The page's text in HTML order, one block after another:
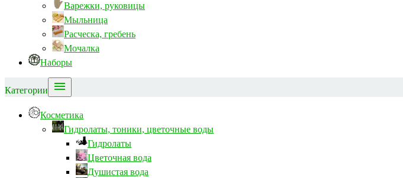
Варежки, руковицы
Мыльница
Расческа, гребень
Мочалка
Наборы
Категории 
Косметика
Гидролаты, тоники, цветочные воды
Гидролаты
Цветочная вода
Душистая вода